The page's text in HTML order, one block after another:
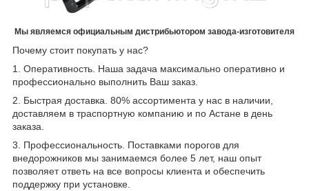
Мы являемся официальным дистрибьютором завода-изготовителя
Почему стоит покупать у нас?
1. Оперативность. Наша задача максимально оперативно и
профессионально выполнить Ваш заказ.
2. Быстрая доставка. 80% ассортимента у нас в наличии,
доставляем в траспортную компанию и по Астане в день
заказа.
3. Профессиональность. Поставками порогов для
внедорожников мы занимаемся более 5 лет, наш опыт
позволяет ответь на все вопросы клиента и обеспечить
поддержку при установке.